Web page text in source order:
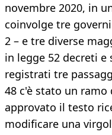
novembre 2020, in
coinvolge tre
2 – e tre diverse
in legge 52 decreti e
registrati tre
48 c'è stato un ramo
approvato il testo
modificare una